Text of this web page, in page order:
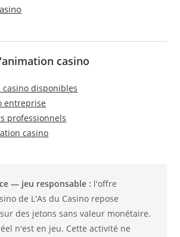
casino
casino disponibles
entreprise
professionnels
casino
— jeu responsable : l'offre
de L'As du Casino repose
des jetons sans valeur monétaire.
n'est en jeu. Cette activité ne